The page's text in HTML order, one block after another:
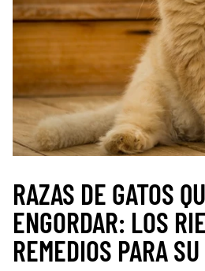
RAZAS DE GATOS
ENGORDAR: LOS
REMEDIOS PARA